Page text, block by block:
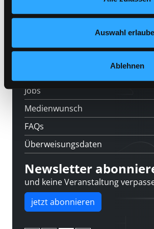
Auswahl
Ablehnen
Standorte
Kontakt
Jobs
Medienwunsch
FAQs
Überweisungsdaten
Newsletter
und keine Veranstaltung
jetzt abonnieren